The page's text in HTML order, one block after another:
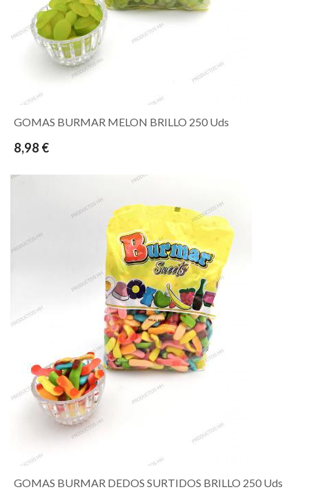
GOMAS BURMAR MELON BRILLO 250 Uds
8,98 €
GOMAS BURMAR DEDOS SURTIDOS BRILLO 250 Uds